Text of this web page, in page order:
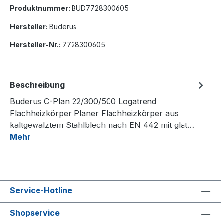
Produktnummer: BUD7728300605
Hersteller: Buderus
Hersteller-Nr.: 7728300605
Beschreibung
Buderus C-Plan 22/300/500 Logatrend
Flachheizkörper Planer Flachheizkörper aus
kaltgewalztem Stahlblech nach EN 442 mit glat…
Mehr
Service-Hotline
Shopservice